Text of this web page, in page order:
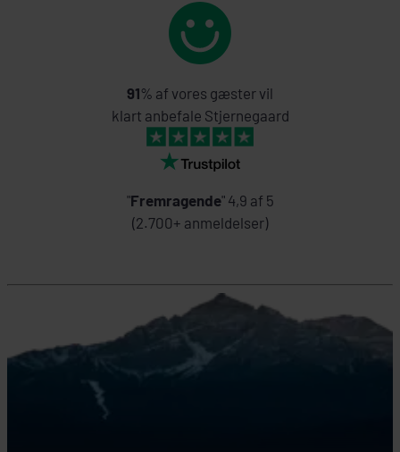
91% af vores gæster vil
klart anbefale Stjernegaard
"Fremragende" 4,9 af 5
(2.700+ anmeldelser)